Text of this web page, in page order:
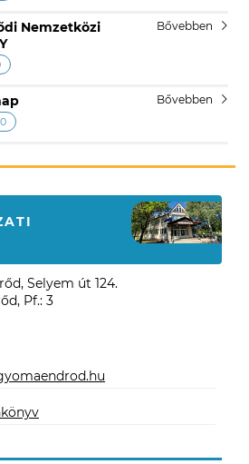
Nemzetközi
Bővebben
Bővebben
Selyem út 124.
Pf.: 3